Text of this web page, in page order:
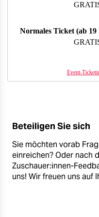
Normales Ticket (ab
Event-
Beteiligen Sie sich
Sie möchten vorab
einreichen? Oder nach
Zuschauer:innen-
uns! Wir freuen uns auf